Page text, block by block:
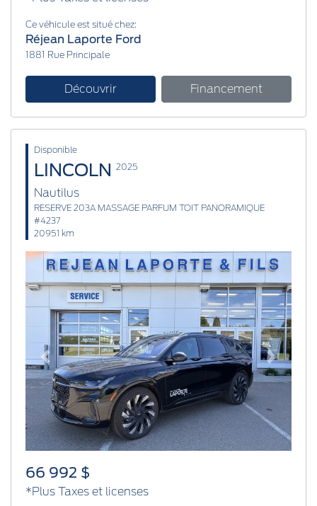
Ce véhicule est situé chez:
Réjean Laporte Ford
1881 Rue Principale
Découvrir Financement
Disponible
LINCOLN 2025
Nautilus
RESERVE 203A MASSAGE PARFUM TOIT PANORAMIQUE
#4237
20951 km
Previous Next
66 992 $
*Plus Taxes et licenses